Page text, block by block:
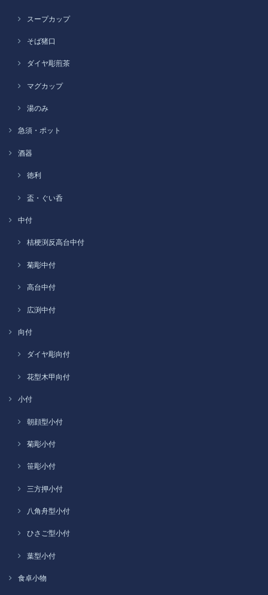
スープカップ
そば猪口
ダイヤ彫煎茶
マグカップ
湯のみ
急須・ポット
酒器
徳利
盃・ぐい呑
中付
桔梗渕反高台中付
菊彫中付
高台中付
広渕中付
向付
ダイヤ彫向付
花型木甲向付
小付
朝顔型小付
菊彫小付
笹彫小付
三方押小付
八角舟型小付
ひさご型小付
葉型小付
食卓小物